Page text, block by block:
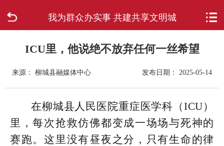
我为群众办实事 共建共享文明城
走进柳城
新闻中心
政府信息公开
网上办事
ICU里，他说绝不放弃任何一丝希望
来源： 柳城县融媒体中心 发布日期： 2025-05-14
在柳城县人民医院重症医学科（ICU）
里，每次抢救仿佛都变成一场场与死神的
赛跑。这里没有昼夜之分，只有生命的律